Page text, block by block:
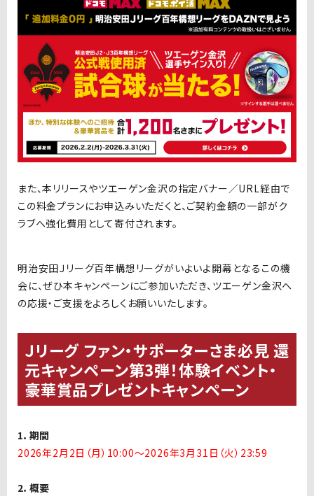
また、本リリースやツエーゲン金沢の指定バナー／URL経由で
この料金プランにお申込みいただくと、ご契約金額の一部がク
ラブへ強化費用として寄付されます。
明治安田Ｊリーグ百年構想リーグがいよいよ開幕となるこの機
会に、ぜひ本キャンペーンにご参加いただき、ツエーゲン金沢へ
の応援・ご支援をよろしくお願いいたします。
Ｊリーグ ファン・サポーターさま必見 還
元キャンペーン第3弾！体験イベント・
豪華賞品プレゼントキャンペーン
1．期間
2026年2月2日（月）10:00～2026年3月31日（火）23:59
2．概要